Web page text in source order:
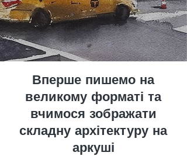
Вперше пишемо на
великому форматі та
вчимося зображати
складну архітектуру на
аркуші